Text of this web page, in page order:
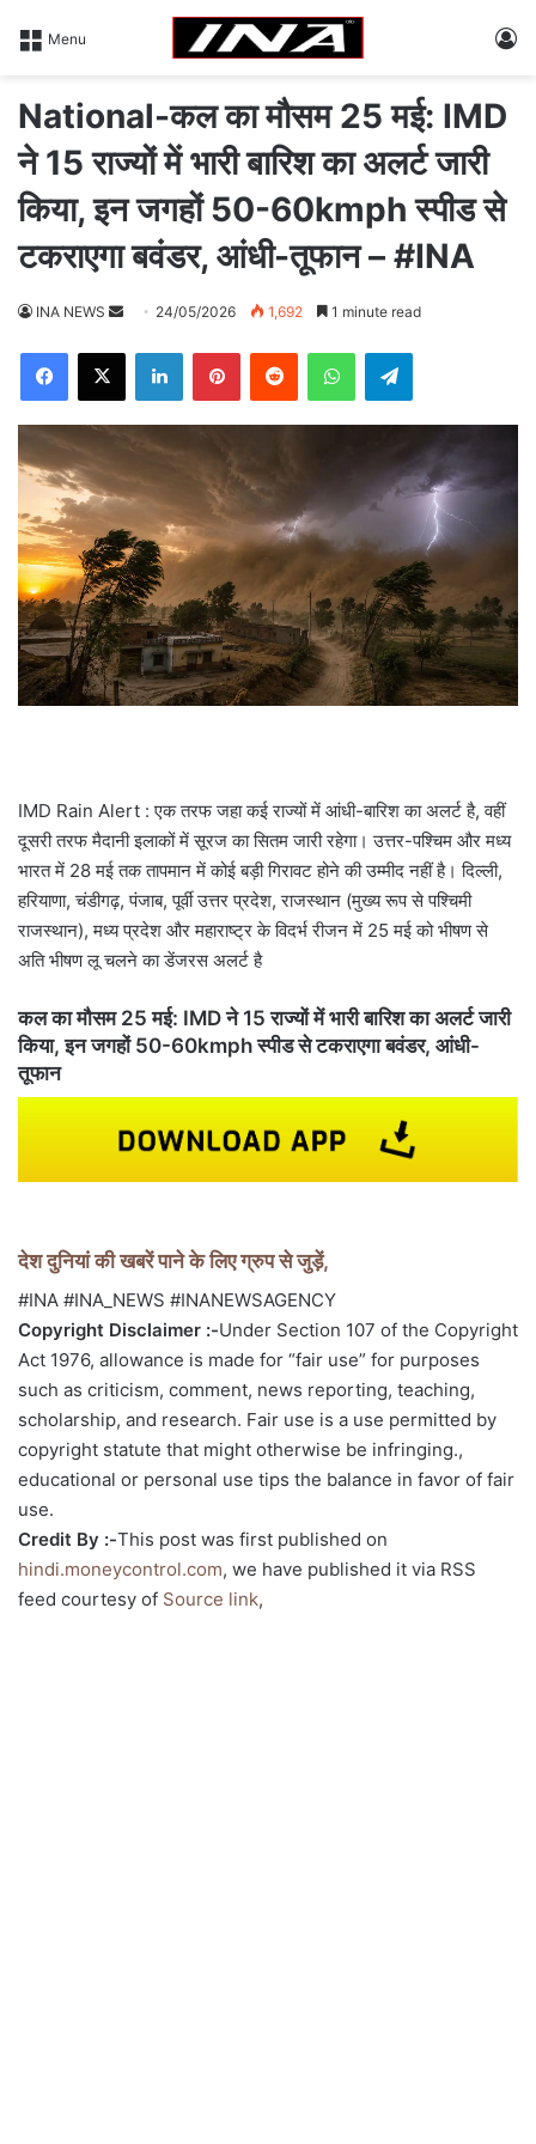
Menu
National-कल का मौसम 25 मई: IMD
ने 15 राज्यों में भारी बारिश का अलर्ट जारी
किया, इन जगहों 50-60kmph स्पीड से
टकराएगा बवंडर, आंधी-तूफान – #INA
INA NEWS
d
a
a
i
l
24/05/2026 1,692 1 minute read
IMD Rain Alert : एक तरफ जहा कई राज्यों में आंधी-बारिश का अलर्ट है, वहीं
दूसरी तरफ मैदानी इलाकों में सूरज का सितम जारी रहेगा। उत्तर-पश्चिम और मध्य
भारत में 28 मई तक तापमान में कोई बड़ी गिरावट होने की उम्मीद नहीं है। दिल्ली,
हरियाणा, चंडीगढ़, पंजाब, पूर्वी उत्तर प्रदेश, राजस्थान (मुख्य रूप से पश्चिमी
राजस्थान), मध्य प्रदेश और महाराष्ट्र के विदर्भ रीजन में 25 मई को भीषण से
अति भीषण लू चलने का डेंजरस अलर्ट है
कल का मौसम 25 मई: IMD ने 15 राज्यों में भारी बारिश का अलर्ट जारी
किया, इन जगहों 50-60kmph स्पीड से टकराएगा बवंडर, आंधी-
तूफान
देश दुनियां की खबरें पाने के लिए ग्रुप से जुड़ें,
#INA #INA_NEWS #INANEWSAGENCY
Copyright Disclaimer :-Under Section 107 of the Copyright
Act 1976, allowance is made for “fair use” for purposes
such as criticism, comment, news reporting, teaching,
scholarship, and research. Fair use is a use permitted by
copyright statute that might otherwise be infringing.,
educational or personal use tips the balance in favor of fair
use.
Credit By :-This post was first published on
hindi.moneycontrol.com, we have published it via RSS
feed courtesy of Source link,